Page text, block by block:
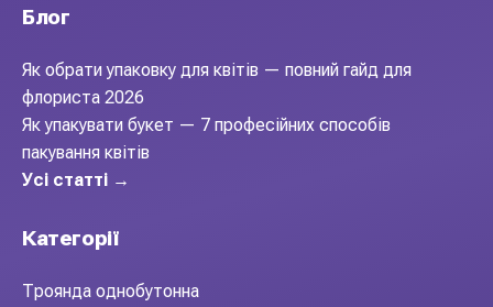
Блог
Як обрати упаковку для квітів — повний гайд для
флориста 2026
Як упакувати букет — 7 професійних способів
пакування квітів
Усі статті →
Категорії
Троянда однобутонна